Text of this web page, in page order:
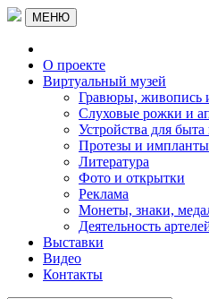
МЕНЮ
О проекте
Виртуальный музей
Гравюры, живопись
Слуховые рожки и
Устройства для
Протезы и импланты
Литература
Фото и открытки
Реклама
Монеты, знаки,
Деятельность
Выставки
Видео
Контакты